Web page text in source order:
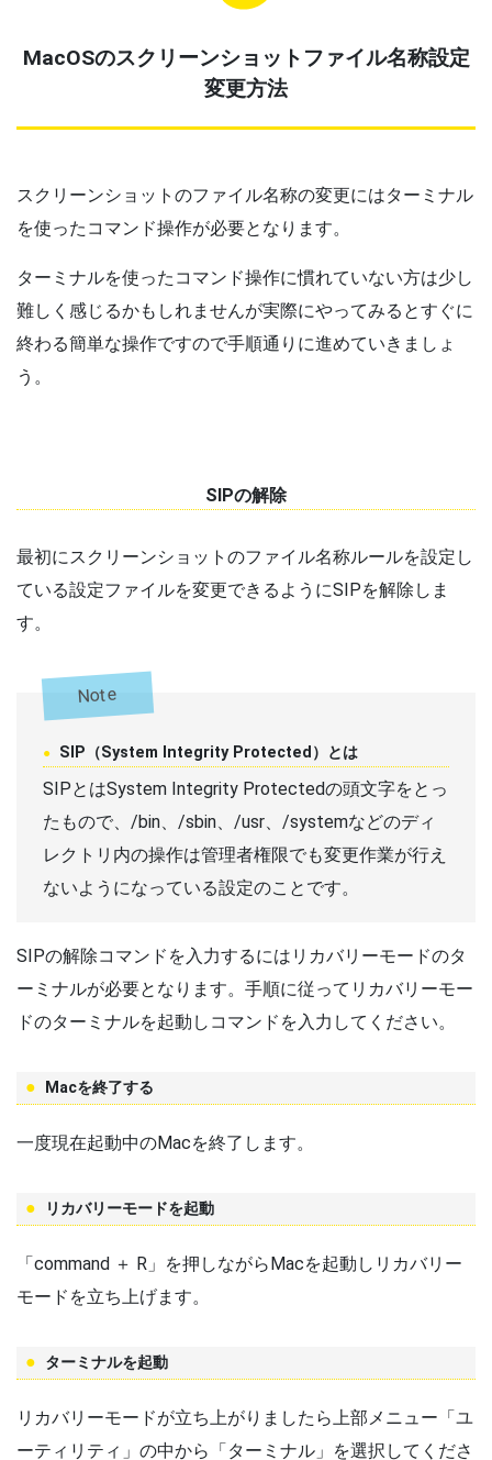
MacOSのスクリーンショットファイル名称設定
変更方法
スクリーンショットのファイル名称の変更にはターミナル
を使ったコマンド操作が必要となります。
ターミナルを使ったコマンド操作に慣れていない方は少し
難しく感じるかもしれませんが実際にやってみるとすぐに
終わる簡単な操作ですので手順通りに進めていきましょ
う。
SIPの解除
最初にスクリーンショットのファイル名称ルールを設定し
ている設定ファイルを変更できるようにSIPを解除しま
す。
Note
SIP（System Integrity Protected）とは
SIPとはSystem Integrity Protectedの頭文字をとっ
たもので、/bin、/sbin、/usr、/systemなどのディ
レクトリ内の操作は管理者権限でも変更作業が行え
ないようになっている設定のことです。
SIPの解除コマンドを入力するにはリカバリーモードのタ
ーミナルが必要となります。手順に従ってリカバリーモー
ドのターミナルを起動しコマンドを入力してください。
Macを終了する
一度現在起動中のMacを終了します。
リカバリーモードを起動
「command ＋ R」を押しながらMacを起動しリカバリー
モードを立ち上げます。
ターミナルを起動
リカバリーモードが立ち上がりましたら上部メニュー「ユ
ーティリティ」の中から「ターミナル」を選択してくださ